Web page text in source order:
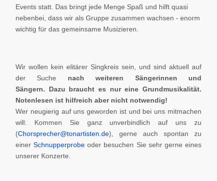
Events statt. Das bringt jede Menge Spaß und hilft quasi
nebenbei, dass wir als Gruppe zusammen wachsen - enorm
wichtig für das gemeinsame Musizieren.
Wir wollen kein elitärer Singkreis sein, und sind aktuell auf
der Suche nach weiteren Sängerinnen und
Sängern. Dazu braucht es nur eine Grundmusikalität.
Notenlesen ist hilfreich aber nicht notwendig!
Wer neugierig auf uns geworden ist und bei uns mitmachen
will: Kommen Sie ganz unverbindlich auf uns zu
(Chorsprecher@tonartisten.de), gerne auch spontan zu
einerSchnupperprobe oder besuchen Sie sehr gerne eines
unserer Konzerte.